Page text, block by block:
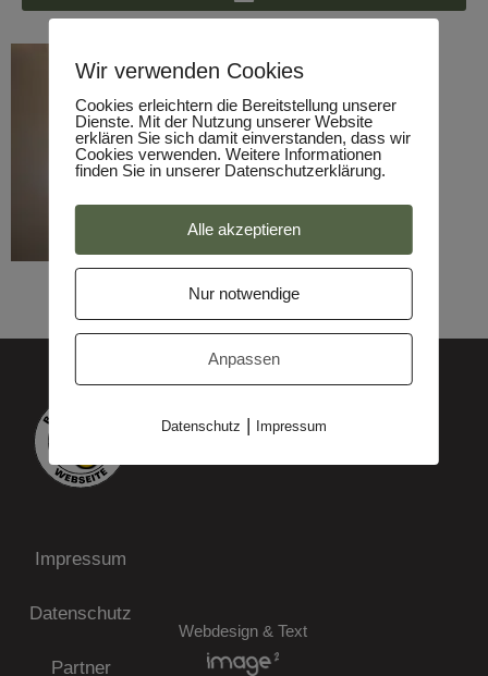
Impressum
Datenschutz
Partner
Webdesign & Text
Wir verwenden Cookies
Cookies erleichtern die Bereitstellung unserer
Dienste. Mit der Nutzung unserer Website
erklären Sie sich damit einverstanden, dass wir
Cookies verwenden. Weitere Informationen
finden Sie in unserer Datenschutzerklärung.
Alle akzeptieren
Nur notwendige
Anpassen
Datenschutz | Impressum